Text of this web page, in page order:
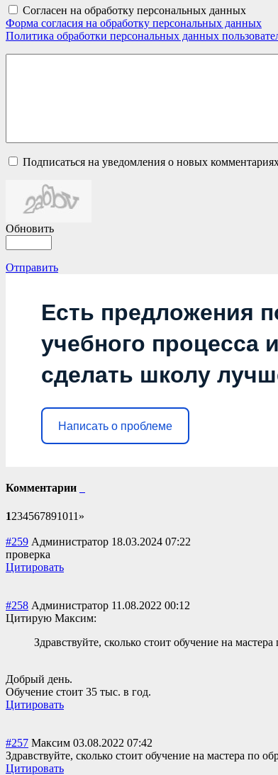
Согласен на обработку персональных данных
Форма согласия на обработку персональных данных
Политика обработки персональных данных
Подписаться на уведомления о новых
Обновить
Отправить
Есть предложения
учебного процесса
сделать школу
Написать о проблеме
Комментарии
1234567891011 »
#259 Администратор 18.03.2024 07:22
проверка
Цитировать
#258 Администратор 11.08.2022 00:12
Цитирую Максим:
Здравствуйте, сколько стоит обучение на
Добрый день.
Обучение стоит 35 тыс. в год.
Цитировать
#257 Максим 03.08.2022 07:42
Здравствуйте, сколько стоит обучение на мастера по
Цитировать